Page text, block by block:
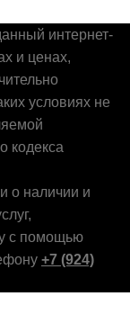
интернет-
и ценах,
условиях не
кодекса
о наличии и
с помощью
+7 (924)